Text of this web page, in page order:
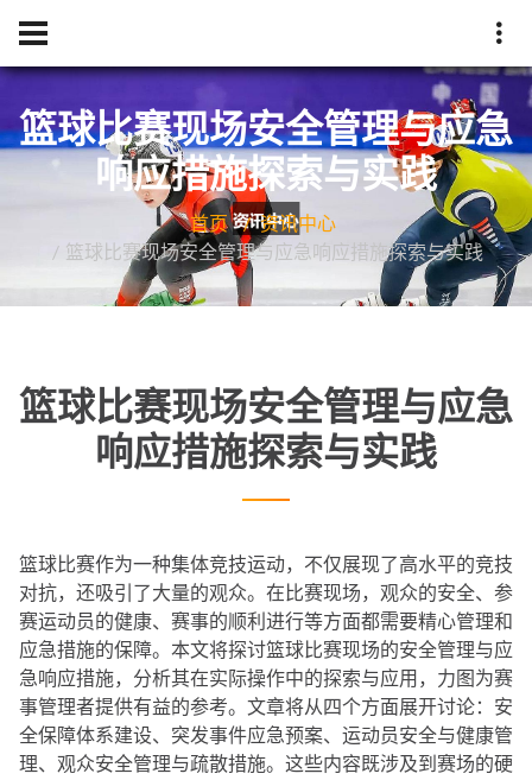
篮球比赛现场安全管理与应急
响应措施探索与实践
首页
资讯中心
篮球比赛现场安全管理与应急响应措施探索与实践
篮球比赛现场安全管理与应急
响应措施探索与实践
篮球比赛作为一种集体竞技运动，不仅展现了高水平的竞技
对抗，还吸引了大量的观众。在比赛现场，观众的安全、参
赛运动员的健康、赛事的顺利进行等方面都需要精心管理和
应急措施的保障。本文将探讨篮球比赛现场的安全管理与应
急响应措施，分析其在实际操作中的探索与应用，力图为赛
事管理者提供有益的参考。文章将从四个方面展开讨论：安
全保障体系建设、突发事件应急预案、运动员安全与健康管
理、观众安全管理与疏散措施。这些内容既涉及到赛场的硬